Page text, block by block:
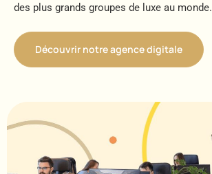
des plus grands groupes de luxe au monde.
Découvrir notre agence digitale